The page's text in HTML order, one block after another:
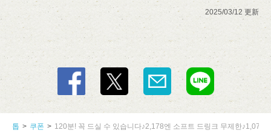
2025/03/12 更新
톱 쿠폰 120분! 꼭 드실 수 있습니다♪2,178엔 소프트 드링크 무제한♪1,078엔
この店舗情報をシェアする
120분! 꼭 드실 수 있습니다♪2,178엔 소프트 드링크 무제한
♪1,078엔 | 大衆すき焼き 北斗 GEMSなんば店
大阪府大阪市中央区難波３－７－１９ GEMSなんば ７階
https://hokuto-namba.owst.jp/coupons/160359020